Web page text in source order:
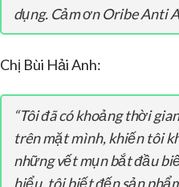
dụng. Cảm ơn Oribe Anti
Chị Bùi Hải Anh:
“Tôi đã có khoảng thời
trên mặt mình, khiến tôi
những vết mụn bắt đầu
hiểu, tôi biết đến sản